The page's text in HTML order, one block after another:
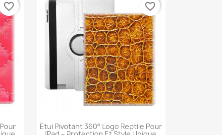
favorite_border
Étui Pivotant 360° Logo Reptile Pour
favorite_border